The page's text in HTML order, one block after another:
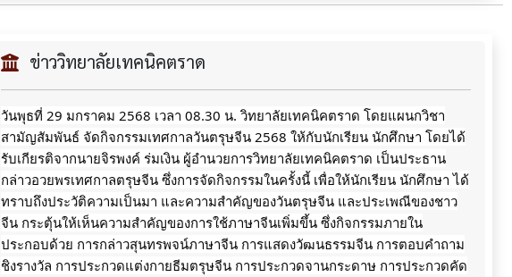
ข่าววิทยาลัยเทคนิคตราด
วันพุธที่ 29 มกราคม 2568 เวลา 08.30 น. วิทยาลัยเทคนิคตราด โดยแผนกวิชา
สามัญสัมพันธ์ จัดกิจกรรมเทศกาลวันตรุษจีน 2568 ให้กับนักเรียน นักศึกษา โดยได้
รับเกียรติจากนายจิรพงค์ ร่มเงิน ผู้อำนวยการวิทยาลัยเทคนิคตราด เป็นประธาน
กล่าวอวยพรเทศกาลตรุษจีน ซึ่งการจัดกิจกรรมในครั้งนี้ เพื่อให้นักเรียน นักศึกษา ได้
ทราบถึงประวัติความเป็นมา และความสำคัญของวันตรุษจีน และประเพณีของชาว
จีน กระตุ้นให้เห็นความสำคัญของการใช้ภาษาจีนเพิ่มขึ้น ซึ่งกิจกรรมภายใน
ประกอบด้วย การกล่าวสุนทรพจน์ภาษาจีน การแสดงวัฒนธรรมจีน การตอบคำถาม
ชิงรางวัล การประกวดแต่งกายธีมตรุษจีน การประกวดจานกระดาษ การประกวดคัด